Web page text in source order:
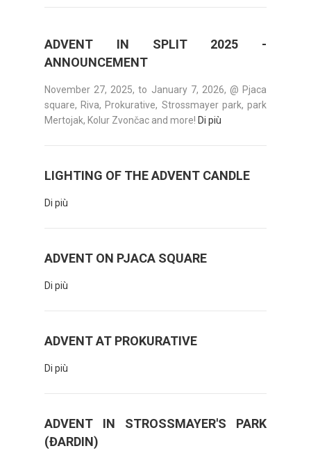
ADVENT IN SPLIT 2025 -
ANNOUNCEMENT
November 27, 2025, to January 7, 2026, @ Pjaca
square, Riva, Prokurative, Strossmayer park, park
Mertojak, Kolur Zvončac and more! Di più
LIGHTING OF THE ADVENT CANDLE
Di più
ADVENT ON PJACA SQUARE
Di più
ADVENT AT PROKURATIVE
Di più
ADVENT IN STROSSMAYER'S PARK
(ĐARDIN)